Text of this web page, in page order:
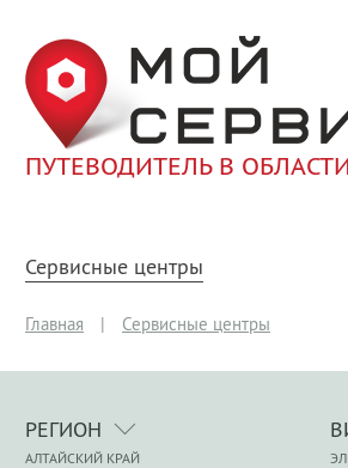
ПУТЕВОДИТЕЛЬ В
Сервисные центры
Главная | Сервисные центры
РЕГИОН
АЛТАЙСКИЙ КРАЙ